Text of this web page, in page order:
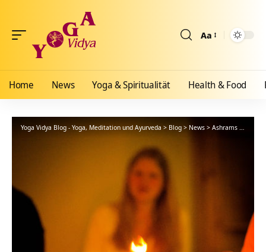
Aa
Home News Yoga & Spiritualität Health & Food
Yoga Vidya Blog - Yoga, Meditation und Ayurveda > Blog > News > Ashrams